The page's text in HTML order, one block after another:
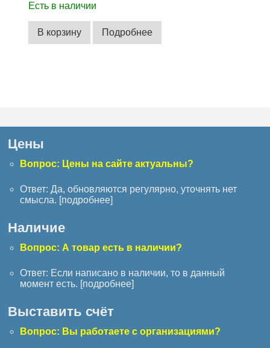
Есть в наличии
В корзину Подробнее
Цены
Вопрос: Цены на сайте актуальны?
Ответ: Да, обновляются регулярно, уточнять нет
смысла. [подробнее]
Наличие
Вопрос: А товар есть в наличии?
Ответ: Если написано в наличии, то в данный
момент есть. [подробнее]
Выставить счёт
Вопрос: Вы работаете с организациями?